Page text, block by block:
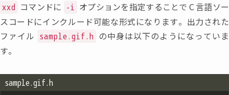
xxd コマンドに -i オプションを指定することで C言語ソー
スコードにインクルード可能な形式になります。出力された
ファイル sample.gif.h の中身は以下のようになっていま
す。
sample.gif.h